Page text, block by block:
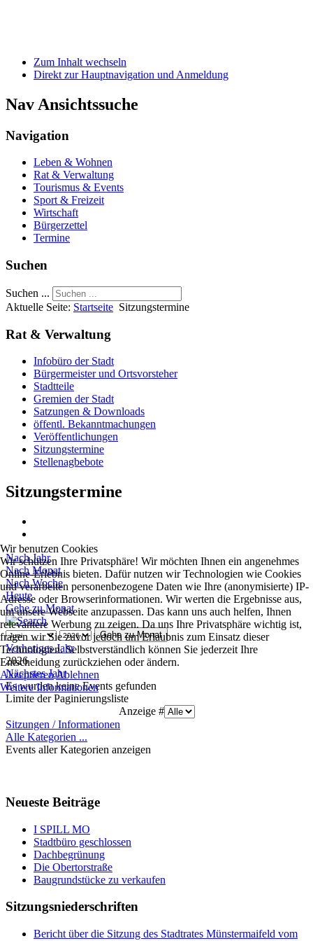
Zum Inhalt wechseln
Direkt zur Hauptnavigation und Anmeldung
Nav Ansichtssuche
Navigation
Leben & Wohnen
Rat & Verwaltung
Tourismus & Events
Sport & Freizeit
Wirtschaft
Bürgerzettel
Termine
Suchen
Suchen ...
Aktuelle Seite: Startseite Sitzungstermine
Rat & Verwaltung
Infobüro der Stadt
Bürgermeister und Ortsvorsteher
Stadtteile
Gremien der Stadt
Satzungen & Downloads
öffentl. Bekanntmachungen
Veröffentlichungen
Sitzungstermine
Stellenagbebote
Sitzungstermine
Nach Jahr
Nach Monat
Nach Woche
Heute
Gehe zu Monat
Gehe zu Monat
Vorheriges Jahr
2026
Nächstes Jahr
Es wurden keine Events gefunden
Limite der Paginierungsliste
Anzeige #
Sitzungen / Informationen
Alle Kategorien ...
Events aller Kategorien anzeigen
Neueste Beiträge
I SPILL MO
Stadtbüro geschlossen
Dachbegrünung
Die Obertorstraße
Baugrundstücke zu verkaufen
Sitzungsniederschriften
Bericht über die Sitzung des Stadtrates Münstermaifeld vom
Wir benutzen Cookies
Wir schützen Ihre Privatsphäre! Wir möchten Ihnen ein angenehmes
Online-Erlebnis bieten. Dafür nutzen wir Technologien wie Cookies
und verarbeiten personenbezogene Daten wie Ihre (anonymisierte) IP-
Adresse oder Browserinformationen. Wir werten die Ergebnisse aus,
um unsere Webseite anzupassen. Das kann uns auch helfen, Ihnen
relevantere Werbung zu zeigen. Da uns Ihre Privatsphäre wichtig ist,
fragen wir Sie zuvor jedoch um Erlaubnis zum Einsatz dieser
Technologien. Selbstverständlich können Sie jederzeit Ihre
Entscheidung zurückziehen oder ändern.
AkzeptierenAblehnen
Weitere Informationen